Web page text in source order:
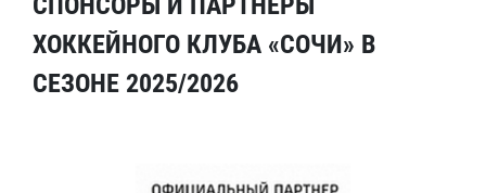
ХОККЕЙНОГО КЛУБА «СОЧИ» В
СЕЗОНЕ 2025/2026